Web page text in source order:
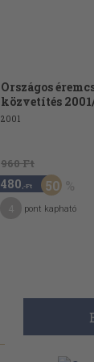
Országos
közvetítés
2001
960 Ft
480 ,-Ft 50
pont kapható